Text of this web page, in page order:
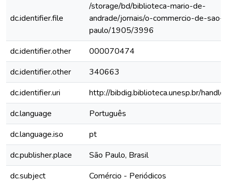
dc.identifier.file
/storage/bd/biblioteca-mario-de-
andrade/jornais/o-commercio-de-sao-
paulo/1905/3996
dc.identifier.other
000070474
dc.identifier.other
340663
dc.identifier.uri
http://bibdig.biblioteca.unesp.br/
dc.language
Português
dc.language.iso
pt
dc.publisher.place
São Paulo, Brasil
dc.subject
Comércio - Periódicos